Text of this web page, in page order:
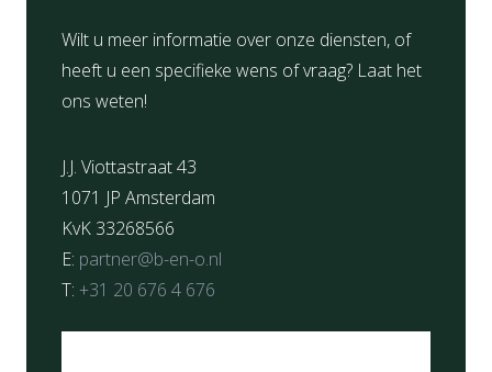
Wilt u meer informatie over onze diensten, of
heeft u een specifieke wens of vraag? Laat het
ons weten!
J.J. Viottastraat 43
1071 JP Amsterdam
KvK 33268566
E: partner@b-en-o.nl
T: +31 20 676 4 676